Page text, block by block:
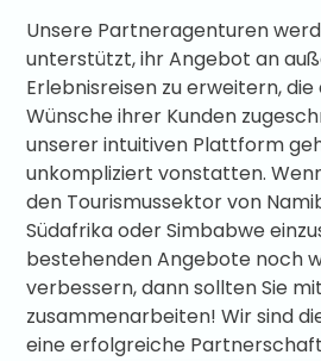
Unsere Partneragenturen
unterstützt, ihr Angebot an
Erlebnisreisen zu erweitern,
Wünsche ihrer Kunden
unserer intuitiven Plattform
unkompliziert vonstatten.
den Tourismussektor von
Südafrika oder Simbabwe
bestehenden Angebote noch
verbessern, dann sollten Sie
zusammenarbeiten! Wir sind
eine erfolgreiche